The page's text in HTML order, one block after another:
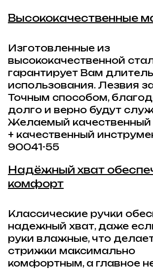
Высококачественные
Изготовленные из
высококачественной
гарантирует Вам
использования. Лезвия
Точным способом,
долго и верно будут
Желаемый качественный
+ качественный
90041-55
Надёжный хват
комфорт
Классические ручки
надежный хват, даже
руки влажные, что
стрижки максимально
комфортным, а главное